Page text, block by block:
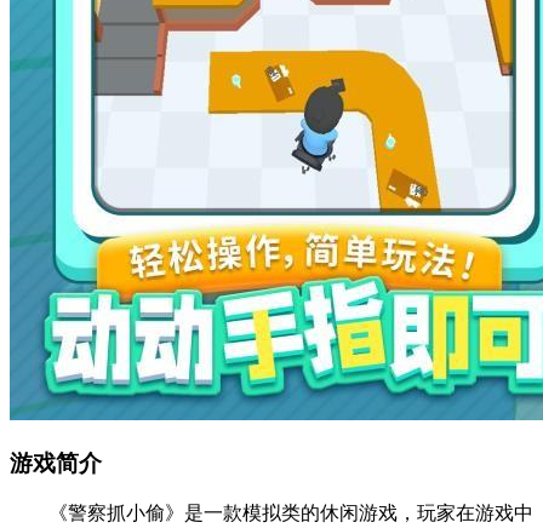
游戏简介
《警察抓小偷》是一款模拟类的休闲游戏，玩家在游戏中